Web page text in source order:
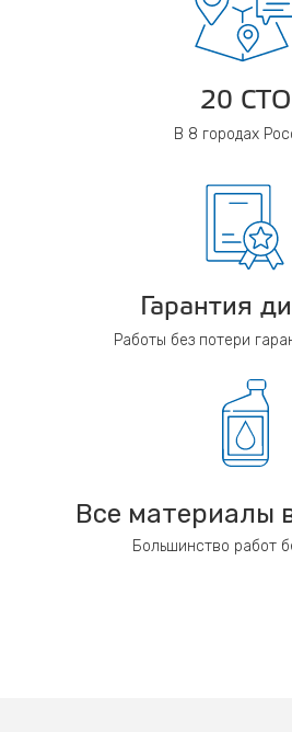
20 СТО
В 8 городах
Гарантия
Работы без потери
Все материалы
Большинство работ